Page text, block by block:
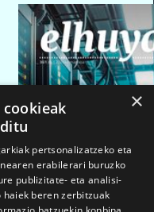
×
pertsonalizatzeko eta
erabilerari buruzko
publizitate- eta analisi-
haiek beren zerbitzuak